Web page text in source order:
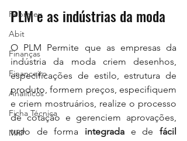
Febratex
Abit
Finanças
Financeiro
Analiticos
Ficha Técnica
MRP
PLM e as indústrias da moda
O PLM Permite que as empresas da
indústria da moda criem desenhos,
especificações de estilo, estrutura de
produto, formem preços, especifiquem
e criem mostruários, realize o processo
de cotação e gerenciem aprovações,
tudo de forma integrada e de fácil